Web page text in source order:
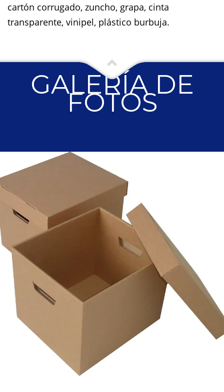
cartón corrugado, zuncho, grapa, cinta
transparente, vinipel, plástico burbuja.
GALERÍA DE
FOTOS